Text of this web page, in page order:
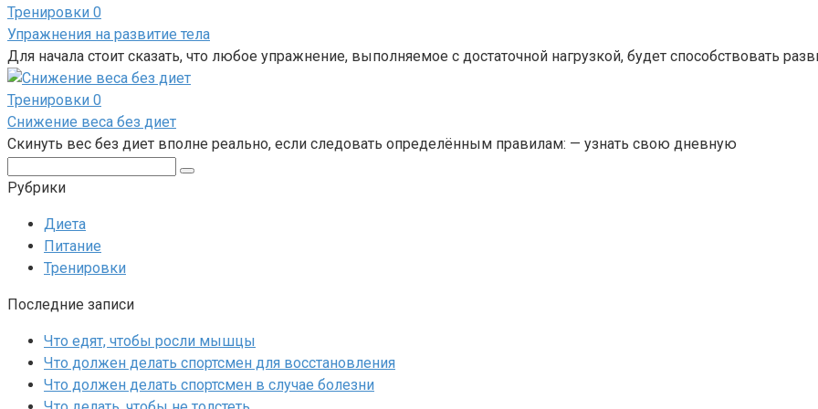
Тренировки 0
Упражнения на развитие тела
Для начала стоит сказать, что любое упражнение, выполняемое с достаточной нагрузкой, будет способствовать
Тренировки 0
Снижение веса без диет
Скинуть вес без диет вполне реально, если следовать определённым правилам: — узнать свою дневную
Рубрики
Диета
Питание
Тренировки
Последние записи
Что едят, чтобы росли мышцы
Что должен делать спортсмен для восстановления
Что должен делать спортсмен в случае болезни